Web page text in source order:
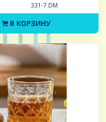
331-7 DM
В КОРЗИНУ